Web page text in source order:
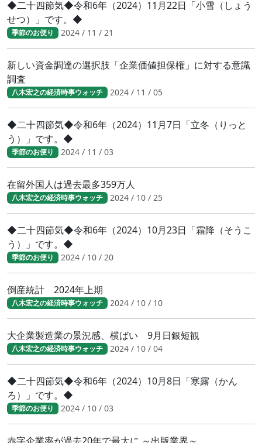
◆二十四節気◆令和6年（2024）11月22日「小雪（しょう
せつ）」です。◆
季節のお便り 2024 / 11 / 21
新しい資金調達の選択肢「企業価値担保権」に対する意識
調査
八木宏之の経済時事ウォッチ 2024 / 11 / 05
◆二十四節気◆令和6年（2024）11月7日「立冬（りっと
う）」です。◆
季節のお便り 2024 / 11 / 03
在留外国人は過去最多359万人
八木宏之の経済時事ウォッチ 2024 / 10 / 25
◆二十四節気◆令和6年（2024）10月23日「霜降（そうこ
う）」です。◆
季節のお便り 2024 / 10 / 20
倒産統計 2024年上期
八木宏之の経済時事ウォッチ 2024 / 10 / 10
大企業製造業の景況感、横ばい 9月日銀短観
八木宏之の経済時事ウォッチ 2024 / 10 / 04
◆二十四節気◆令和6年（2024）10月8日「寒露（かん
ろ）」です。◆
季節のお便り 2024 / 10 / 03